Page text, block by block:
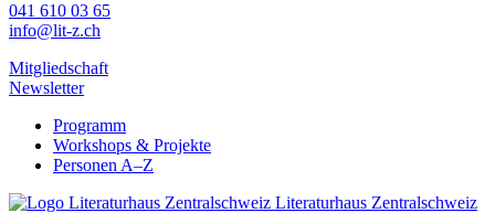
041 610 03 65
info@lit-z.ch
Mitgliedschaft
Newsletter
Programm
Workshops & Projekte
Personen A–Z
Literaturhaus Zentralschweiz